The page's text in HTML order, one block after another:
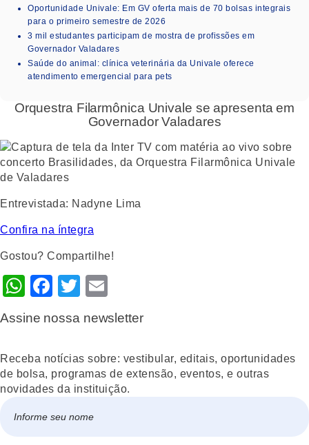
Oportunidade Univale: Em GV oferta mais de 70 bolsas integrais
para o primeiro semestre de 2026
3 mil estudantes participam de mostra de profissões em
Governador Valadares
Saúde do animal: clínica veterinária da Univale oferece
atendimento emergencial para pets
Orquestra Filarmônica Univale se apresenta em
Governador Valadares
Entrevistada: Nadyne Lima
Confira na íntegra
Gostou? Compartilhe!
WhatsApp
Facebook
Twitter
Assine nossa newsletter
Receba notícias sobre: vestibular, editais, oportunidades
de bolsa, programas de extensão, eventos, e outras
novidades da instituição.